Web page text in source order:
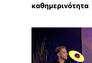
καθημερινότητα